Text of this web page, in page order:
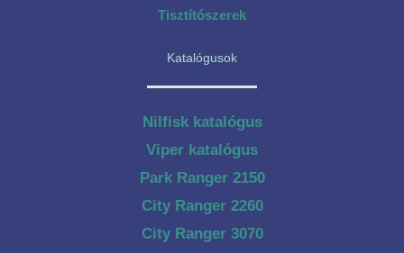
Tisztítószerek
Katalógusok
Nilfisk katalógus
Viper katalógus
Park Ranger 2150
City Ranger 2260
City Ranger 3070